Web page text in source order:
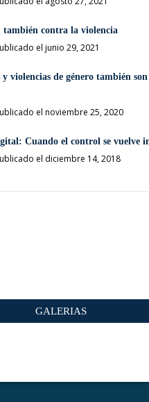
también contra la violencia
el junio 29, 2021
y violencias de género también son
el noviembre 25, 2020
Cuando el control se vuelve
el diciembre 14, 2018
GALERIAS